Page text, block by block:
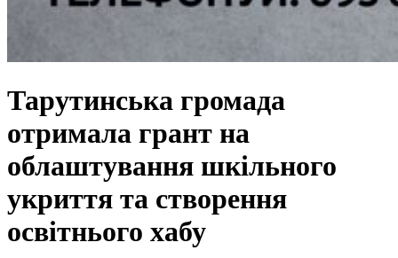
Тарутинська громада
отримала грант на
облаштування шкільного
укриття та створення
освітнього хабу